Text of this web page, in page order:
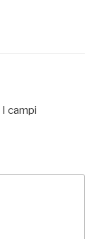
I campi